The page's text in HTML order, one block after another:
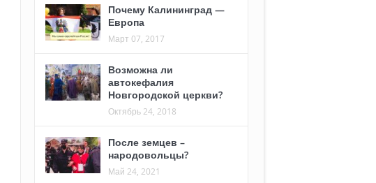
Почему Калининград —
Европа
Март 07, 2017
Возможна ли
автокефалия
Новгородской церкви?
Октябрь 24, 2018
После земцев –
народовольцы?
Май 24, 2021